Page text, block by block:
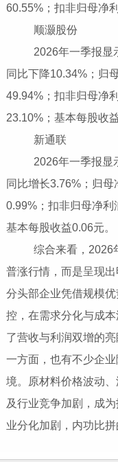
60.55%；扣非归母净
顺灏股份
2026年一季报显示
同比下降10.34%；归
49.94%；扣非归母净
23.10%；基本每股收
新通联
2026年一季报显示
同比增长3.76%；归
0.99%；扣非归母净利
基本每股收益0.06元。
综合来看，2026年
普涨行情，而是呈现
分头部企业凭借规模
控，在需求分化与成
了营收与利润双增的
一方面，也有不少企业
境。原材料价格波动
及行业竞争加剧，成
业分化加剧，内功比拼